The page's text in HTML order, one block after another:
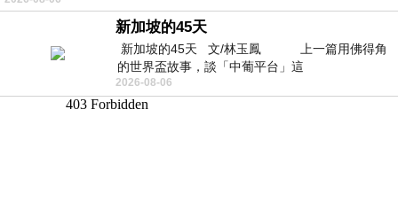
新加坡的45天
新加坡的45天 文/林玉鳳 上一篇用佛得角
的世界盃故事，談「中葡平台」這
2026-08-06